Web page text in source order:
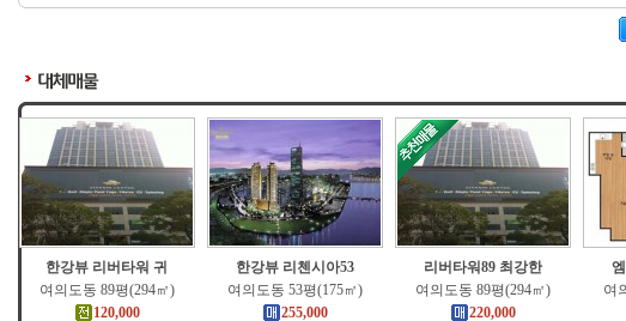
한강뷰 리버타워 귀
여의도동 89평(294㎡)
120,000
한강뷰 리첸시아53
여의도동 53평(175㎡)
255,000
리버타워89 최강한
여의도동 89평(294㎡)
220,000
여